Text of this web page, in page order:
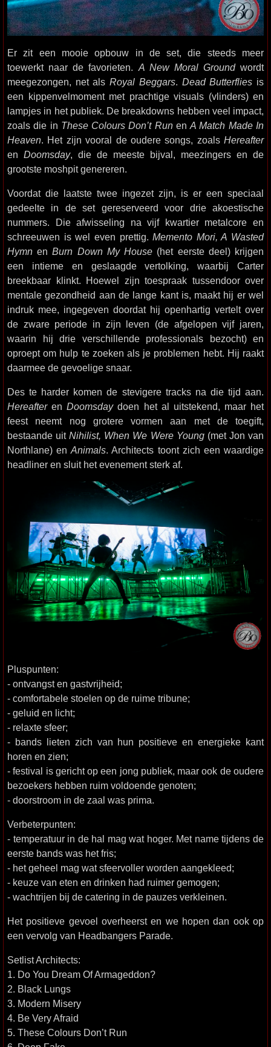
Er zit een mooie opbouw in de set, die steeds meer
toewerkt naar de favorieten. A New Moral Groundwordt
meegezongen, net alsRoyal Beggars. Dead Butterflies is
een kippenvelmoment met prachtige visuals (vlinders) en
lampjes in het publiek. De breakdowns hebben veel impact,
zoals die in These Colours Don’t RunenA Match Made In
Heaven. Het zijn vooral de oudere songs, zoals Hereafter
en Doomsday, die de meeste bijval, meezingers en de
grootste moshpit genereren.
Voordat die laatste twee ingezet zijn, is er een speciaal
gedeelte in de set gereserveerd voor drie akoestische
nummers. Die afwisseling na vijf kwartier metalcore en
schreeuwen is wel even prettig.Memento Mori, A Wasted
Hymn enBurn Down My House (het eerste deel) krijgen
een intieme en geslaagde vertolking, waarbij Carter
breekbaar klinkt. Hoewel zijn toespraak tussendoor over
mentale gezondheid aan de lange kant is, maakt hij er wel
indruk mee, ingegeven doordat hij openhartig vertelt over
de zware periode in zijn leven (de afgelopen vijf jaren,
waarin hij drie verschillende professionals bezocht) en
oproept om hulp te zoeken als je problemen hebt. Hij raakt
daarmee de gevoelige snaar.
Des te harder komen de stevigere tracks na die tijd aan.
HereafterenDoomsdaydoen het al uitstekend, maar het
feest neemt nog grotere vormen aan met de toegift,
bestaande uitNihilist, When We Were Young(met Jon van
Northlane) enAnimals. Architects toont zich een waardige
headliner en sluit het evenement sterk af.
Pluspunten:
- ontvangst en gastvrijheid;
- comfortabele stoelen op de ruime tribune;
- geluid en licht;
- relaxte sfeer;
- bands lieten zich van hun positieve en energieke kant
horen en zien;
- festival is gericht op een jong publiek, maar ook de oudere
bezoekers hebben ruim voldoende genoten;
- doorstroom in de zaal was prima.
Verbeterpunten:
- temperatuur in de hal mag wat hoger. Met name tijdens de
eerste bands was het fris;
- het geheel mag wat sfeervoller worden aangekleed;
- keuze van eten en drinken had ruimer gemogen;
- wachtrijen bij de catering in de pauzes verkleinen.
Het positieve gevoel overheerst en we hopen dan ook op
een vervolg van Headbangers Parade.
Setlist Architects:
1. Do You Dream Of Armageddon?
2. Black Lungs
3. Modern Misery
4. Be Very Afraid
5. These Colours Don’t Run